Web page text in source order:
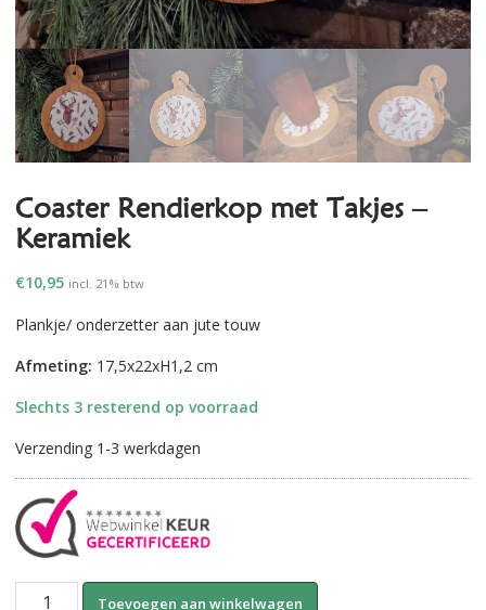
Coaster Rendierkop met Takjes –
Keramiek
€10,95 incl. 21% btw
Plankje/ onderzetter aan jute touw
Afmeting: 17,5x22xH1,2 cm
Slechts 3 resterend op voorraad
Verzending 1-3 werkdagen
Coaster
Toevoegen aan winkelwagen